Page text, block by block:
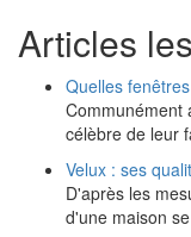
Articles
Quelles
Communément
célèbre de leur
Velux : ses
D'après les
d'une maison